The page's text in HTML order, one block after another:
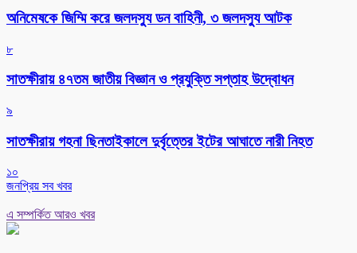
অনিমেষকে জিম্মি করে জলদস্যু ডন বাহিনী, ৩ জলদস্যু আটক
৮
সাতক্ষীরায় ৪৭তম জাতীয় বিজ্ঞান ও প্রযুক্তি সপ্তাহ উদ্বোধন
৯
সাতক্ষীরায় গহনা ছিনতাইকালে দুর্বৃত্তের ইটের আঘাতে নারী নিহত
১০
জনপ্রিয় সব খবর
এ সম্পর্কিত আরও খবর